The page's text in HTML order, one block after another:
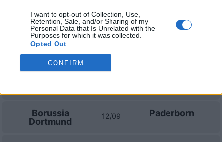
I want to opt-out of Collection, Use,
Retention, Sale, and/or Sharing of my
Personal Data that Is Unrelated with the
Purposes for which it was collected.
Opted Out
CONFIRM
Borussia
Dortmund
22/08
München
Borussia
Dortmund
Hoffenheim
Borussia
Borussia
Dortmund
12/09 Paderborn